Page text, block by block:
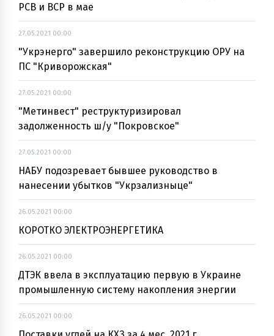
РСВ и ВСР в мае
27.05.2021 00:00
"Укрэнерго" завершило реконструкцию ОРУ на
ПС "Криворожская"
27.05.2021 00:00
"Метинвест" реструктуризировал
задолженность ш/у "Покровское"
27.05.2021 00:00
НАБУ подозревает бывшее руководство в
нанесении убытков "Укрзализныце"
26.05.2021 00:00
КОРОТКО ЭЛЕКТРОЭНЕРГЕТИКА
26.05.2021 00:00
ДТЭК ввела в эксплуатацию первую в Украине
промышленную систему накопления энергии
26.05.2021 00:00